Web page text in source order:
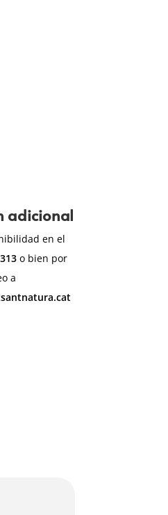
adicional
en el
o bien por
a